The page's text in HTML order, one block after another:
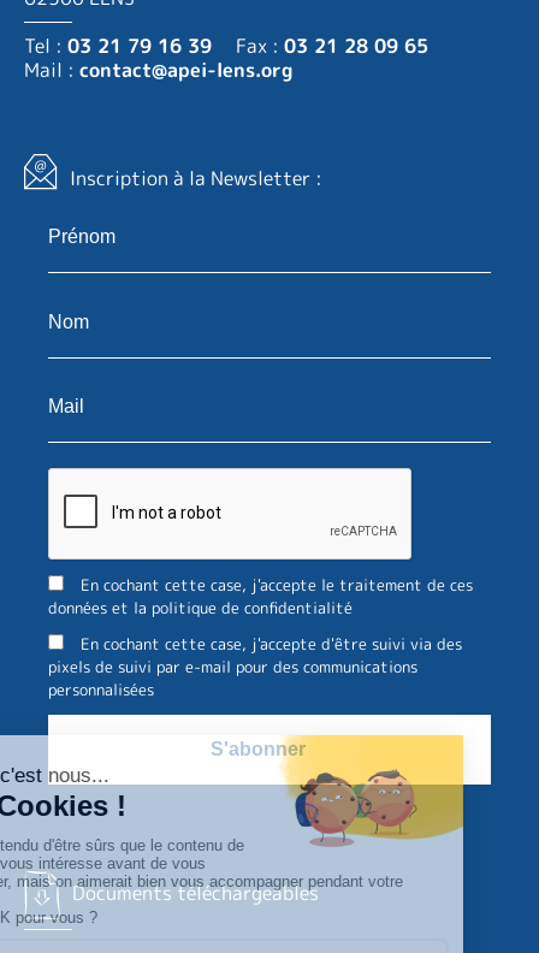
Tel : 03 21 79 16 39 Fax : 03 21 28 09 65
Mail : contact@apei-lens.org
Inscription à la Newsletter :
En cochant cette case, j'accepte le traitement de ces
données et la politique de confidentialité
En cochant cette case, j'accepte d'être suivi via des
pixels de suivi par e-mail pour des communications
personnalisées
Documents téléchargeables